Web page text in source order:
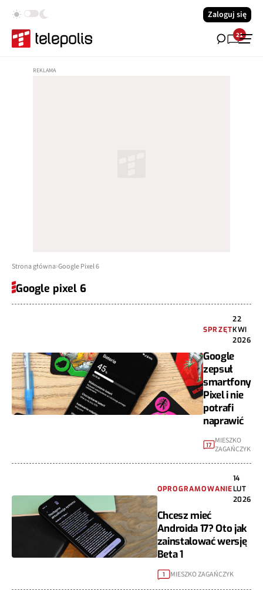
Zaloguj się
21
Strona główna Google Pixel 6
Google pixel 6
SPRZĘT
22
KWI
2026
Google
zepsuł
smartfony
Pixel i nie
potrafi
naprawić
17 MIESZKO
ZAGAŃCZYK
OPROGRAMOWANIE
14
LUT
2026
Chcesz mieć
Androida 17? Oto jak
zainstalować wersję
Beta 1
1 MIESZKO ZAGAŃCZYK